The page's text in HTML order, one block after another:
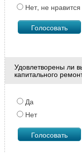
Нет, не нравится
Удовлетворены ли
капитального
Да
Нет